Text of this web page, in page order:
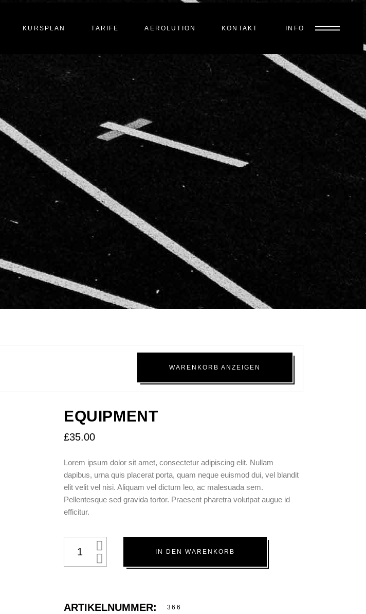
KURSPLAN TARIFE AEROLUTION KONTAKT INFO
WARENKORB ANZEIGEN
EQUIPMENT
£35.00
Lorem ipsum dolor sit amet, consectetur adipiscing elit. Nullam
dapibus, urna quis placerat porta, quam neque euismod dui, vel blandit
elit velit vel nisi. Aliquam vel dictum leo, ac malesuada sem.
Pellentesque sed gravida tortor. Praesent pharetra volutpat augue id
efficitur.
IN DEN WARENKORB
ARTIKELNUMMER: 366